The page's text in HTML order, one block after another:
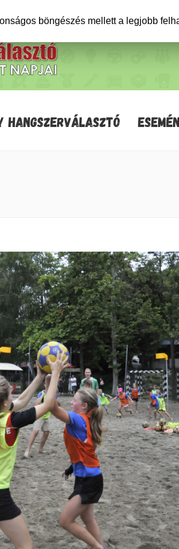
HANGSZERVÁLASZTÓ
böngészés mellett a legjobb